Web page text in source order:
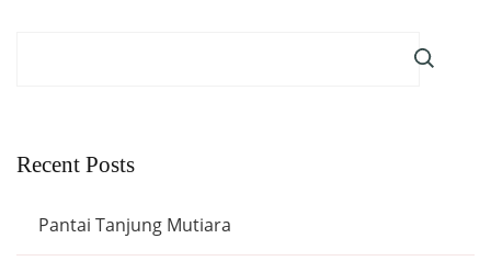
Recent Posts
Pantai Tanjung Mutiara